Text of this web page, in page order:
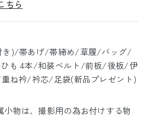
ちら
き)/帯あげ/帯締め/草履/バッグ/
も 4本/和装ベルト/前板/後板/伊
ね衿/衿芯/足袋(新品プレゼント)
物は、撮影用の為お付けする物